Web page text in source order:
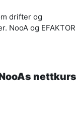
drifter og
NooA og EFAKTOR
nettkurs